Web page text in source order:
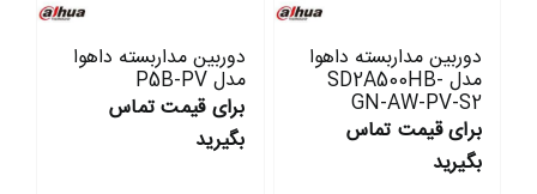
دوربین مداربسته داهوا
مدل SD2A500HB-
GN-AW-PV-S2
برای قیمت تماس
بگیرید
دوربین مداربسته داهوا
مدل P5B-PV
برای قیمت تماس
بگیرید